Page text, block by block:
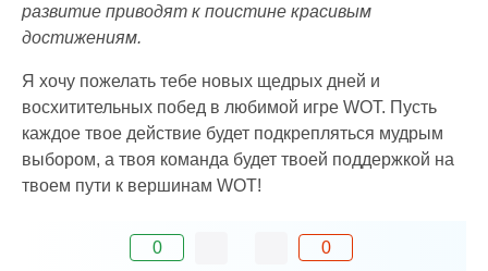
развитие приводят к поистине красивым
достижениям.
Я хочу пожелать тебе новых щедрых дней и
восхитительных побед в любимой игре WOT. Пусть
каждое твое действие будет подкрепляться мудрым
выбором, а твоя команда будет твоей поддержкой на
твоем пути к вершинам WOT!
0 0